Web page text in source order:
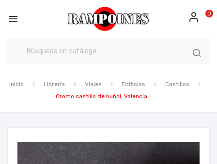
 0
Inicio Librería Viajes Edificios
Castillos
Cromo castillo de buñol, Valencia